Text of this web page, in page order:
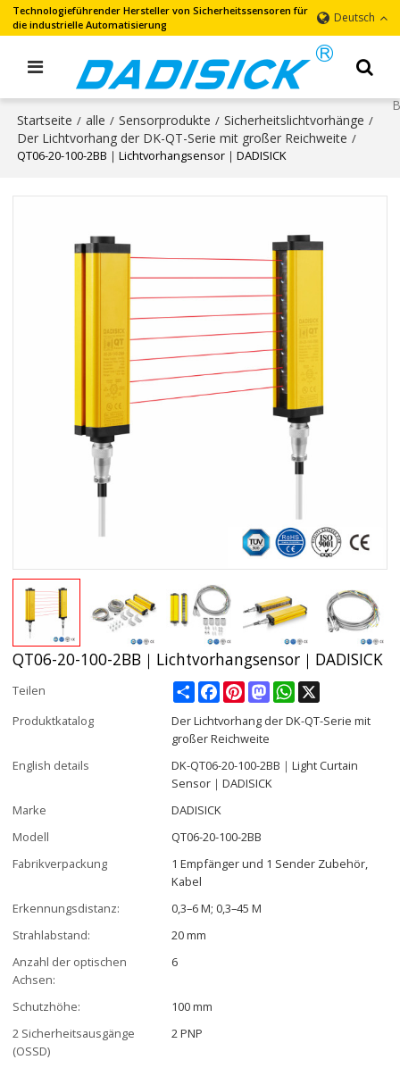
Technologieführender Hersteller von Sicherheitssensoren für
die industrielle Automatisierung
Deutsch
Startseite / alle / Sensorprodukte / Sicherheitslichtvorhänge /
Der Lichtvorhang der DK-QT-Serie mit großer Reichweite /
QT06-20-100-2BB｜Lichtvorhangsensor｜DADISICK
QT06-20-100-2BB｜Lichtvorhangsensor｜DADISICK
Teilen ShareFacebookPinterestMastodonWhatsApp
Produktkatalog
Der Lichtvorhang der DK-QT-Serie mit
großer Reichweite
English details
DK-QT06-20-100-2BB｜Light Curtain
Sensor｜DADISICK
Marke
DADISICK
Modell
QT06-20-100-2BB
Fabrikverpackung
1 Empfänger und 1 Sender Zubehör,
Kabel
Erkennungsdistanz:
0,3–6 M; 0,3–45 M
Strahlabstand:
20 mm
Anzahl der optischen
Achsen:
6
Schutzhöhe:
100 mm
2 Sicherheitsausgänge
(OSSD)
2 PNP